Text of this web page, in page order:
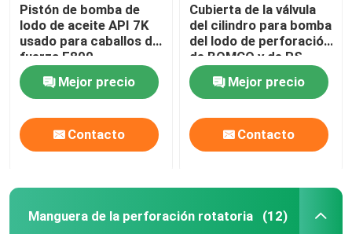
Pistón de bomba de
lodo de aceite API 7K
usado para caballos de
fuerza F800
Mejor precio
Contacto
Cubierta de la válvula
del cilindro para bomba
del lodo de perforación
de BOMCO y de RS
F800
Mejor precio
Contacto
Manguera de la perforación rotatoria (12)